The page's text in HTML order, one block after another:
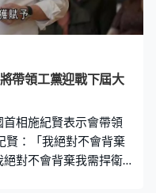
帶領工黨迎戰下屆大
首相施紀賢表示會帶領
賢：「我絕對不會背棄
對不會背棄我需捍衛